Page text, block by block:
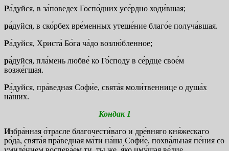
Ра́дуйся, в за́поведех Госпо́дних усе́рдно ходи́вшая;
ра́дуйся, в ско́рбех вре́менных утеше́ние благо́е получа́вшая.
Ра́дуйся, Христа́ Бо́га ча́до возлю́бленное;
ра́дуйся, пла́мень любве́ ко Го́споду в се́рдце свое́м
возже́гшая.
Ра́дуйся, пра́ведная Софи́е, свята́я моли́твеннице о душа́х
на́ших.
Кондак 1
Избра́нная о́трасле благочести́ваго и дре́вняго кня́жескаго
ро́да, свята́я пра́ведная ма́ти на́ша Софи́е, похва́льная пе́ния со